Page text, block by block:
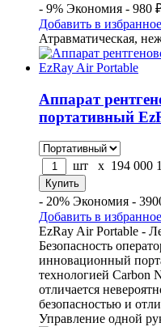
- 9% Экономия - 980
Добавить в избранное
Атравматическая,
Аппарат
портативный
шт x 194 000
- 20% Экономия -
Добавить в избранное
EzRay Air Portable -
Безопасность
инновационный
технологией Carbon
отличается
безопасностью и
Управление одной